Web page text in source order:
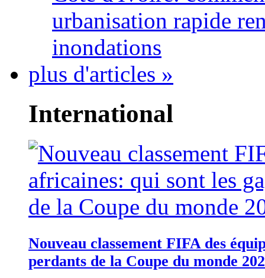
urbanisation rapide
inondations
plus d'articles »
International
Nouveau classement FIFA des
perdants de la Coupe du monde